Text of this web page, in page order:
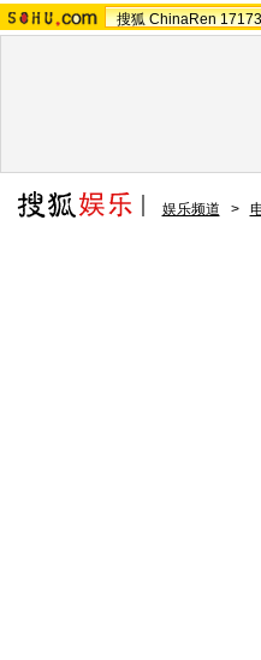
搜狐 ChinaRen 17173
娱乐频道 >